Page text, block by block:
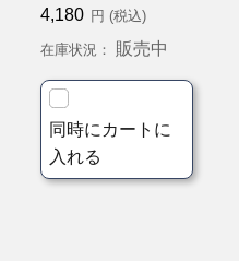
4,180 円 (税込)
在庫状況： 販売中
同時にカートに
入れる